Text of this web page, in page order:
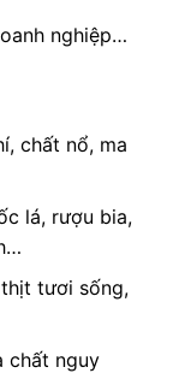
nghiệp…
chất nổ, ma
lá, rượu bia,
thịt tươi sống,
chất nguy